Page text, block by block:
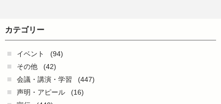
カテゴリー
イベント
(94)
その他
(42)
会議・講演・学習
(447)
声明・アピール
(16)